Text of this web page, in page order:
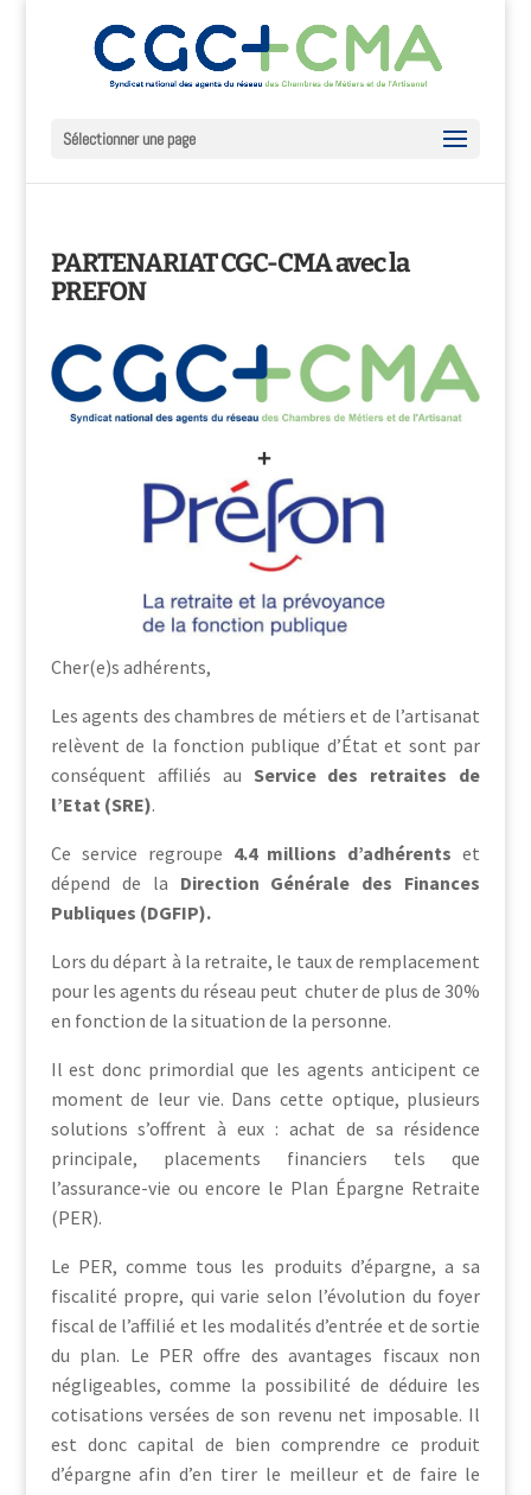
Sélectionner une page
PARTENARIAT CGC-CMA avec la
PREFON
+
Cher(e)s adhérents,
Les agents des chambres de métiers et de l’artisanat
relèvent de la fonction publique d’État et sont par
conséquent affiliés au Service des retraites de
l’Etat (SRE).
Ce service regroupe 4.4 millions d’adhérents et
dépend de la Direction Générale des Finances
Publiques (DGFIP).
Lors du départ à la retraite, le taux de remplacement
pour les agents du réseau peut chuter de plus de 30%
en fonction de la situation de la personne.
Il est donc primordial que les agents anticipent ce
moment de leur vie. Dans cette optique, plusieurs
solutions s’offrent à eux : achat de sa résidence
principale, placements financiers tels que
l’assurance-vie ou encore le Plan Épargne Retraite
(PER).
Le PER, comme tous les produits d’épargne, a sa
fiscalité propre, qui varie selon l’évolution du foyer
fiscal de l’affilié et les modalités d’entrée et de sortie
du plan. Le PER offre des avantages fiscaux non
négligeables, comme la possibilité de déduire les
cotisations versées de son revenu net imposable. Il
est donc capital de bien comprendre ce produit
d’épargne afin d’en tirer le meilleur et de faire le